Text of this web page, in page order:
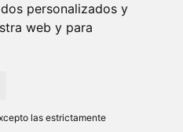
personalizados y
web y para
las estrictamente